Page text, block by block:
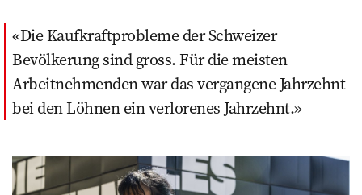
Die Kaufkraftprobleme der Schweizer
Bevölkerung sind gross. Für die meisten
Arbeitnehmenden war das vergangene Jahrzehnt
bei den Löhnen ein verlorenes Jahrzehnt.